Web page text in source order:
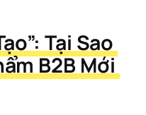
Tại Sao
B2B Mới